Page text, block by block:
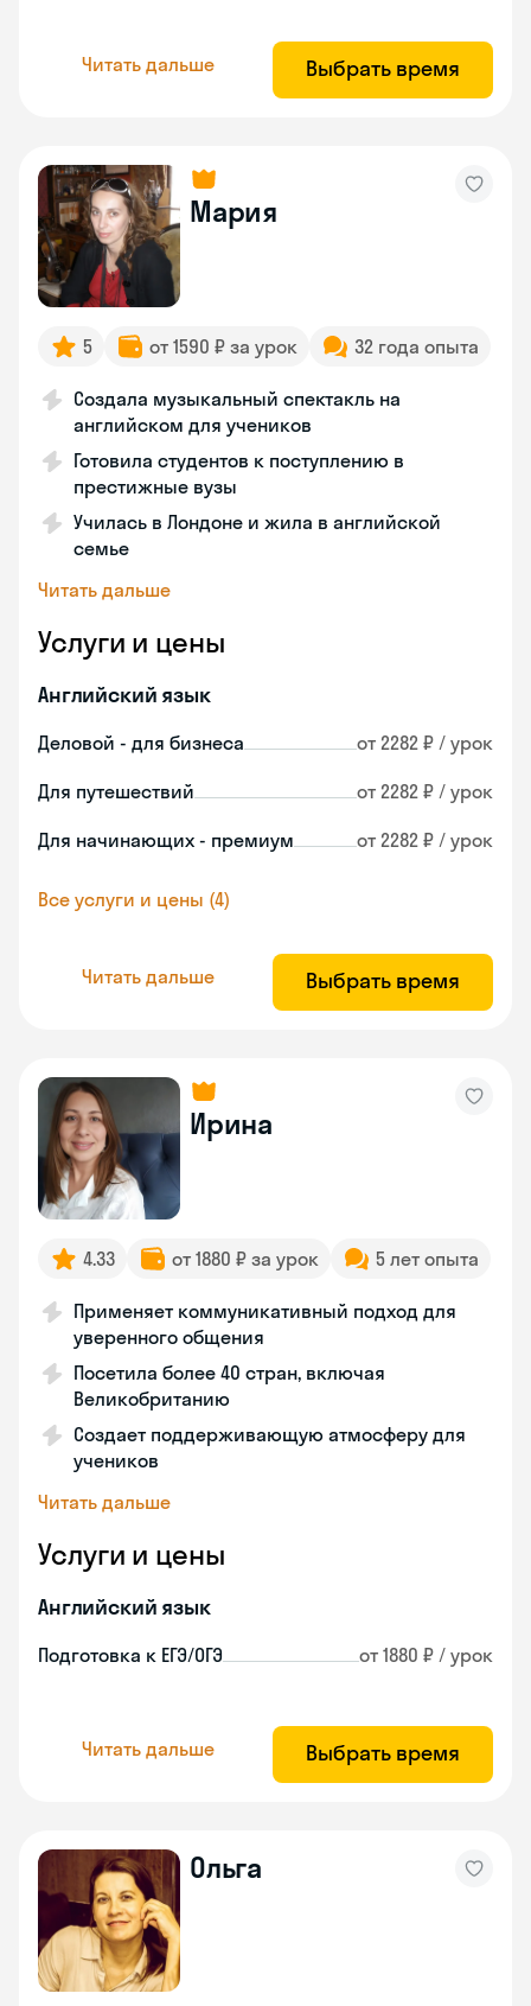
Читать дальше Выбрать время
Мария
5 от 1590 ₽ за урок 32 года опыта
Создала музыкальный спектакль на
английском для учеников
Готовила студентов к поступлению в
престижные вузы
Училась в Лондоне и жила в английской
семье
Читать дальше
Услуги и цены
Английский язык
Деловой - для бизнеса от 2282 ₽ / урок
Для путешествий от 2282 ₽ / урок
Для начинающих - премиум от 2282 ₽ / урок
Все услуги и цены (4)
Читать дальше Выбрать время
Ирина
4.33 от 1880 ₽ за урок 5 лет опыта
Применяет коммуникативный подход для
уверенного общения
Посетила более 40 стран, включая
Великобританию
Создает поддерживающую атмосферу для
учеников
Читать дальше
Услуги и цены
Английский язык
Подготовка к ЕГЭ/ОГЭ от 1880 ₽ / урок
Читать дальше Выбрать время
Ольга